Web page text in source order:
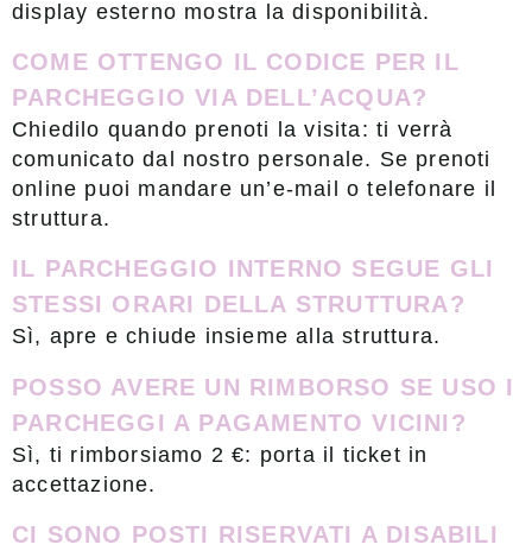
display esterno mostra la disponibilità.
COME OTTENGO IL CODICE PER IL
PARCHEGGIO VIA DELL’ACQUA?
Chiedilo quando prenoti la visita: ti verrà
comunicato dal nostro personale. Se prenoti
online puoi mandare un’e-mail o telefonare il
struttura.
IL PARCHEGGIO INTERNO SEGUE GLI
STESSI ORARI DELLA STRUTTURA?
Sì, apre e chiude insieme alla struttura.
POSSO AVERE UN RIMBORSO SE USO I
PARCHEGGI A PAGAMENTO VICINI?
Sì, ti rimborsiamo 2 €: porta il ticket in
accettazione.
CI SONO POSTI RISERVATI A DISABILI